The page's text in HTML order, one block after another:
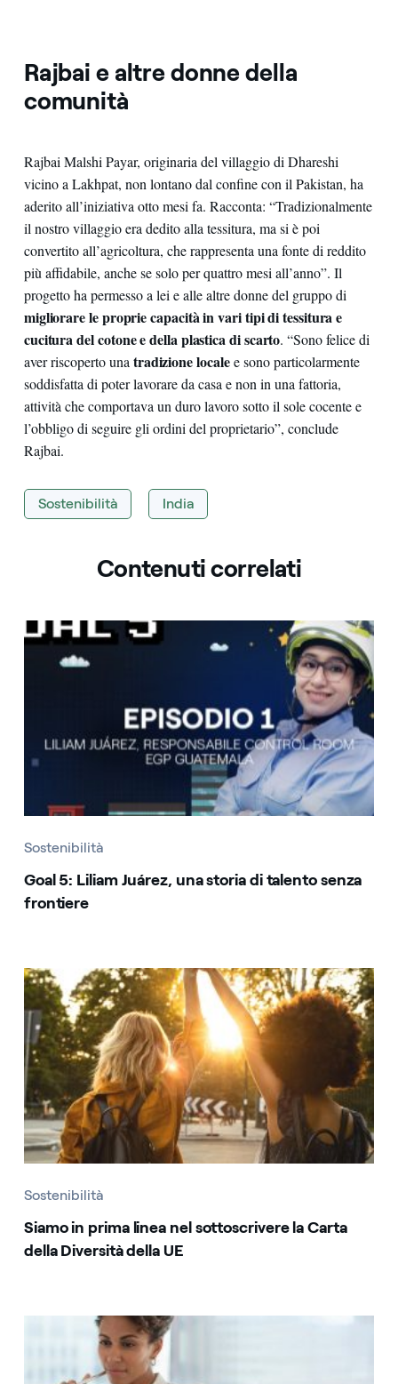
Rajbai e altre donne della
comunità
Rajbai Malshi Payar, originaria del villaggio di Dhareshi
vicino a Lakhpat, non lontano dal confine con il Pakistan, ha
aderito all’iniziativa otto mesi fa. Racconta: “Tradizionalmente
il nostro villaggio era dedito alla tessitura, ma si è poi
convertito all’agricoltura, che rappresenta una fonte di reddito
più affidabile, anche se solo per quattro mesi all’anno”. Il
progetto ha permesso a lei e alle altre donne del gruppo di
migliorare le proprie capacità in vari tipi di tessitura e
cucitura del cotone e della plastica di scarto. “Sono felice di
aver riscoperto una tradizione localee sono particolarmente
soddisfatta di poter lavorare da casa e non in una fattoria,
attività che comportava un duro lavoro sotto il sole cocente e
l’obbligo di seguire gli ordini del proprietario”, conclude
Rajbai.
Sostenibilità India
Contenuti correlati
Sostenibilità
Goal 5: Liliam Juárez, una storia di talento senza
frontiere
Sostenibilità
Siamo in prima linea nel sottoscrivere la Carta
della Diversità della UE